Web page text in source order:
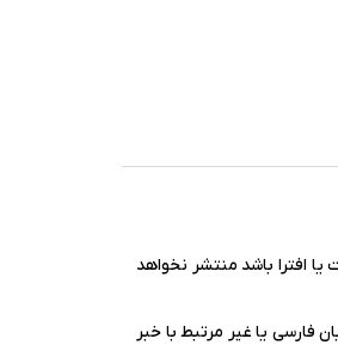
افترا باشد منتشر نخواهد
فارسی یا غیر مرتبط با خبر